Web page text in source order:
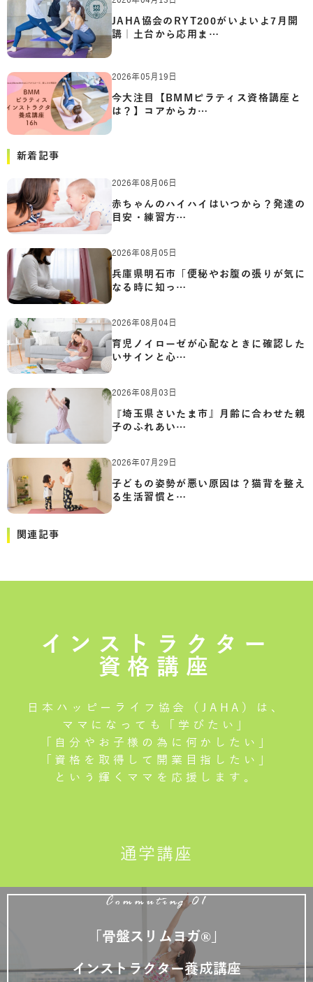
JAHA協会のRYT200がいよいよ7月開
講｜土台から応用ま…
2026年05月19日
今大注目【BMMピラティス資格講座と
は？】コアからカ…
新着記事
2026年08月06日
赤ちゃんのハイハイはいつから？発達の
目安・練習方…
2026年08月05日
兵庫県明石市「便秘やお腹の張りが気に
なる時に知っ…
2026年08月04日
育児ノイローゼが心配なときに確認した
いサインと心…
2026年08月03日
『埼玉県さいたま市』月齢に合わせた親
子のふれあい…
2026年07月29日
子どもの姿勢が悪い原因は？猫背を整え
る生活習慣と…
関連記事
インストラクター
資格講座
日本ハッピーライフ協会（JAHA）は、
ママになっても「学びたい」
「自分やお子様の為に何かしたい」
「資格を取得して開業目指したい」
という輝くママを応援します。
通学講座
Commuting 01
「骨盤スリムヨガ®」
インストラクター養成講座